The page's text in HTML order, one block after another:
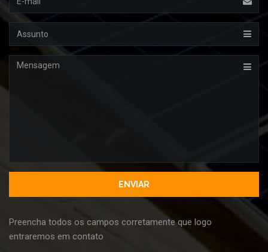
Mensagem
Preencha todos os campos corretamente que logo
entraremos em contato